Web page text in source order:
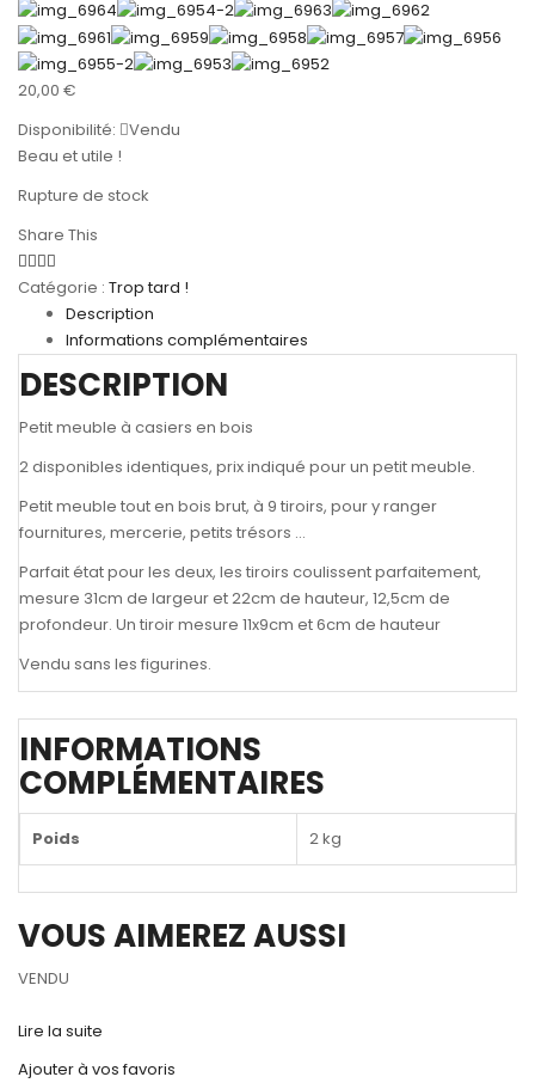
20,00 €
Disponibilité:
Vendu
Beau et utile !
Rupture de stock
Share This
Catégorie : Trop tard !
Description
Informations complémentaires
DESCRIPTION
Petit meuble à casiers en bois
2 disponibles identiques, prix indiqué pour un petit meuble.
Petit meuble tout en bois brut, à 9 tiroirs, pour y ranger
fournitures, mercerie, petits trésors …
Parfait état pour les deux, les tiroirs coulissent parfaitement,
mesure 31cm de largeur et 22cm de hauteur, 12,5cm de
profondeur. Un tiroir mesure 11x9cm et 6cm de hauteur
Vendu sans les figurines.
INFORMATIONS
COMPLÉMENTAIRES
Poids 2 kg
VOUS AIMEREZ AUSSI
VENDU
Lire la suite
Ajouter à vos favoris